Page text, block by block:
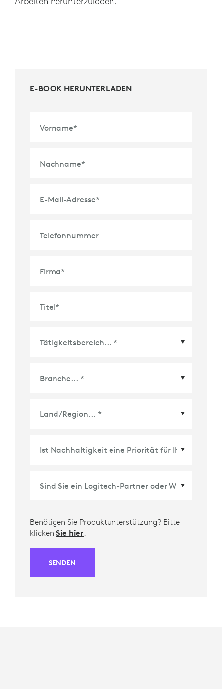
E-BOOK HERUNTERLADEN
Vorname*
Nachname*
E-Mail-Adresse*
Telefonnummer
Firma*
Titel*
Benötigen Sie Produktunterstützung? Bitte
klicken Sie hier.
SENDEN